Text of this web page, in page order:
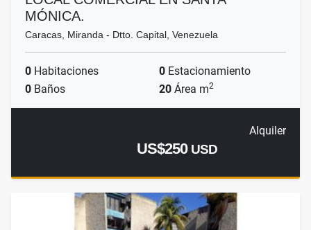
MÓNICA.
Caracas, Miranda - Dtto. Capital, Venezuela
0 Habitaciones 0 Estacionamiento
0 Baños 20 Área m2
Alquiler
US$250 USD